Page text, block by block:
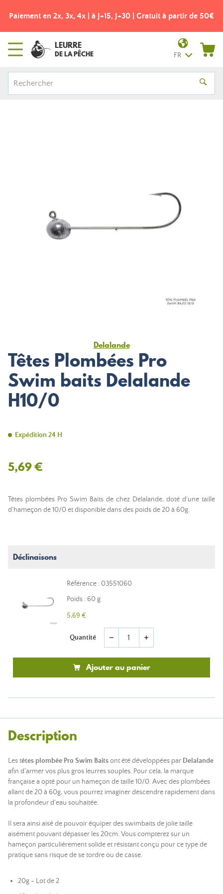
Paiement en 2x, 3x, 4x | à J+15, J+30 | Gratuit à partir de 50€
LEURRE
DE LA PÊCHE FR
Delalande
Têtes Plombées Pro
Swim baits Delalande
H10/0
Expédition 24 H
5,69 €
Têtes plombées Pro Swim Baits de chez Delalande, doté d'une taille
d'hameçon de 10/0 et disponible dans des poids de 20 à 60g.
Déclinaisons
Référence : 03551060
Poids : 60 g
5,69 €
Quantité remove add
Ajouter au panier
Description
Les têtes plombée Pro Swim Baitsont été développées par Delalande
afin d'armer vos plus gros leurres souples. Pour cela, la marque
française a opté pour un hameçon de taille 10/0. Avec des plombées
allant de 20 à 60g, vous pourrez imaginer descendre rapidement dans
la profondeur d'eau souhaitée.
Il sera ainsi aisé de pouvoir équiper des swimbaits de jolie taille
aisément pouvant dépasser les 20cm. Vous compterez sur un
hameçon particulièrement solide et résistant conçu pour ce type de
pratique sans risque de se tordre ou de casse.
20g - Lot de 2